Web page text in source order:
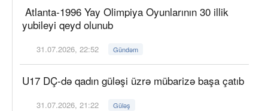
Atlanta-1996 Yay Olimpiya Oyunlarının 30 illik
yubileyi qeyd olunub
31.07.2026, 22:52 Gündəm
U17 DÇ-də qadın güləşi üzrə mübarizə başa çatıb
31.07.2026, 21:22 Güləş